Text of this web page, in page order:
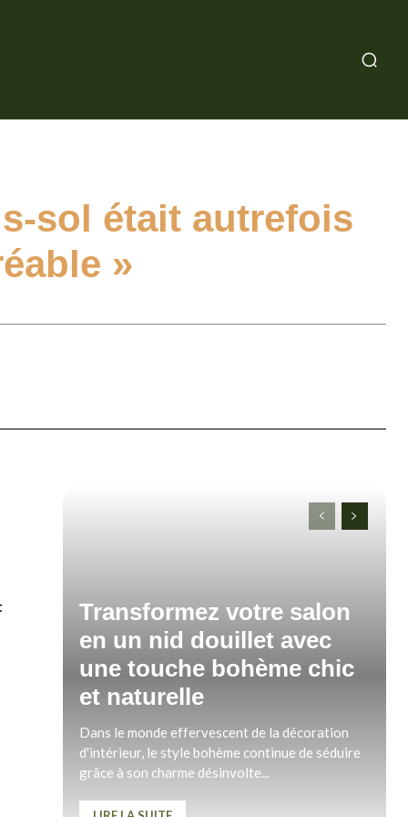
sol était autrefois
»
Transformez votre salon
en un nid douillet avec
une touche bohème chic
et naturelle
Dans le monde effervescent de la décoration
d'intérieur, le style bohème continue de séduire
grâce à son charme désinvolte...